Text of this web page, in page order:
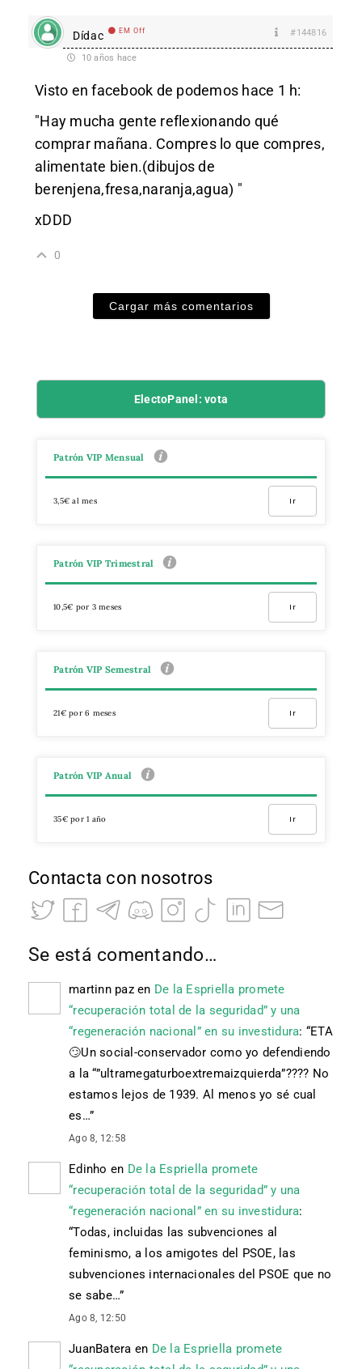
Dídac EM Off #144816
10 años hace
Visto en facebook de podemos hace 1 h:
"Hay mucha gente reflexionando qué
comprar mañana. Compres lo que compres,
alimentate bien.(dibujos de
berenjena,fresa,naranja,agua) "
xDDD
0
Cargar más comentarios
ElectoPanel: vota
Patrón VIP Mensual
3,5€ al mes Ir
Patrón VIP Trimestral
10,5€ por 3 meses Ir
Patrón VIP Semestral
21€ por 6 meses Ir
Patrón VIP Anual
35€ por 1 año Ir
Contacta con nosotros
Se está comentando…
martinn pazen De la Espriella promete
“recuperación total de la seguridad” y una
“regeneración nacional” en su investidura: “ETA
🙄 Un social-conservador como yo defendiendo
a la “”ultramegaturboextremaizquierda”???? No
estamos lejos de 1939. Al menos yo sé cual
es…”
Ago 8, 12:58
Edinho en De la Espriella promete
“recuperación total de la seguridad” y una
“regeneración nacional” en su investidura:
“Todas, incluidas las subvenciones al
feminismo, a los amigotes del PSOE, las
subvenciones internacionales del PSOE que no
se sabe…”
Ago 8, 12:50
JuanBatera en De la Espriella promete